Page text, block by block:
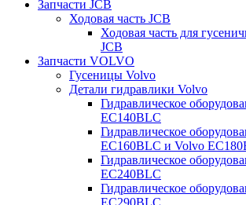
Запчасти JCB
Ходовая часть JCB
Ходовая часть для
JCB
Запчасти VOLVO
Гусеницы Volvo
Детали гидравлики Volvo
Гидравлическое
EC140BLC
Гидравлическое
EC160BLC и Volvo
Гидравлическое
EC240BLC
Гидравлическое
EC290BLC